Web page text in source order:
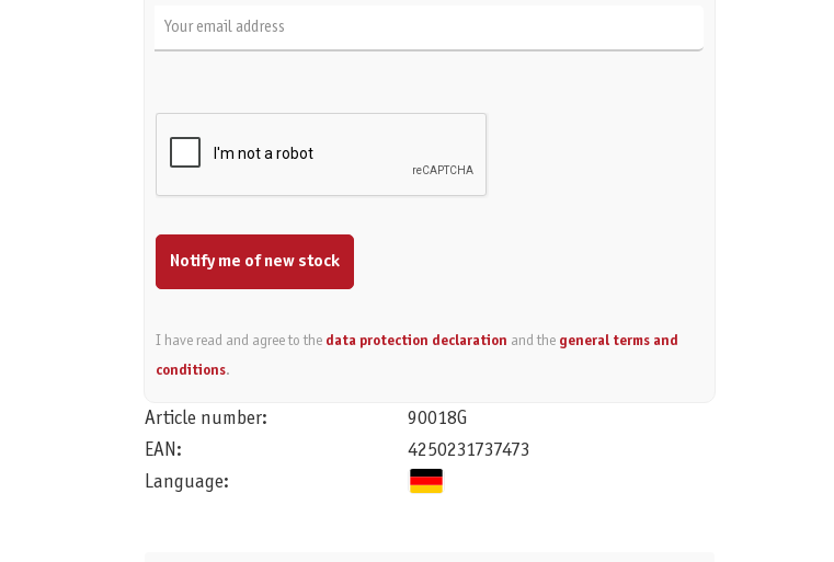
Notify me of new stock
I have read and agree to the data protection declaration and the general terms and
conditions.
Article number:
90018G
EAN:
4250231737473
Language: